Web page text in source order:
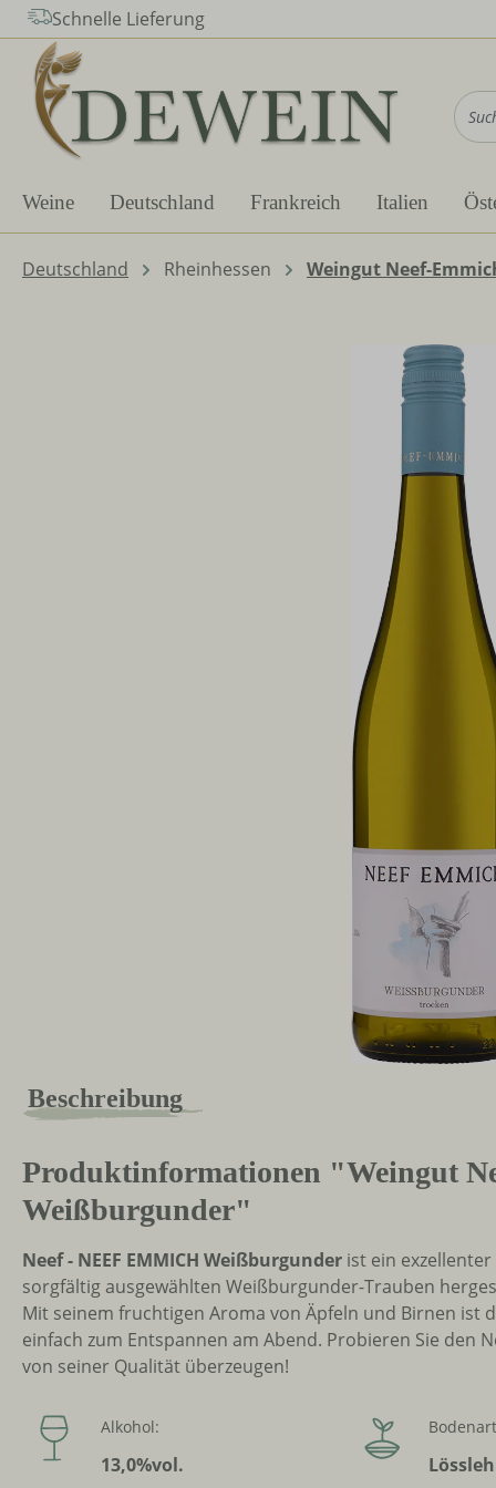
Hauptinhalt springen
Zur Suche springen
Zur Hauptnavigation springen
Schnelle Lieferung
Weine Deutschland Frankreich Italien
Deutschland Rheinhessen Weingut Neef-
Beschreibung
Produktinformationen "Weingut
Weißburgunder"
Neef - NEEF EMMICH Weißburgunder ist ein
sorgfältig ausgewählten Weißburgunder-Trauben
Mit seinem fruchtigen Aroma von Äpfeln und Birnen ist
einfach zum Entspannen am Abend. Probieren Sie den
von seiner Qualität überzeugen!
Alkohol:
13,0%vol.